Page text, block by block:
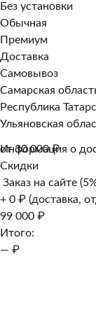
Без установки
Обычная
Премиум
Доставка
Самовывоз
Самарская
Республика
Ульяновская
Информация о
от 30 000 ₽
Скидки
Заказ на сайте
+ 0 ₽ (доставка,
99 000 ₽
Итого:
— ₽